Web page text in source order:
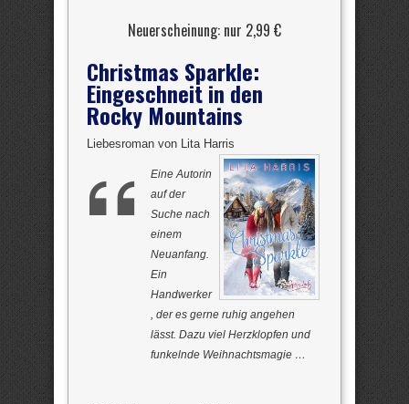
Neuerscheinung: nur 2,99 €
Christmas Sparkle:
Eingeschneit in den
Rocky Mountains
Liebesroman von Lita Harris
Eine Autorin
auf der
Suche nach
einem
Neuanfang.
Ein
Handwerker
, der es gerne ruhig angehen
lässt. Dazu viel Herzklopfen und
funkelnde Weihnachtsmagie …